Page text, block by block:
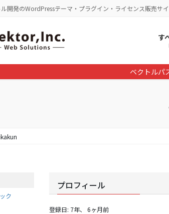
開発のWordPressテーマ・プラグイン・ライセンス販売サ
す
ベクトルパ
ク
プロフィール
登録日: 7年、 6ヶ月前